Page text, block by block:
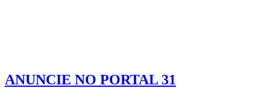
ANUNCIE NO PORTAL 31